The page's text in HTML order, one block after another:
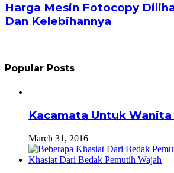
Harga Mesin Fotocopy
Dan Kelebihannya
Popular Posts
Kacamata Untuk
March 31, 2016